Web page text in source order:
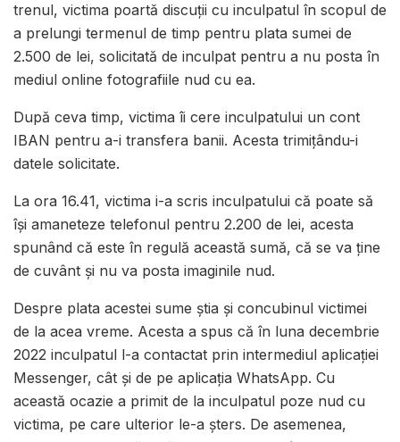
trenul, victima poartă discuții cu inculpatul în scopul de
a prelungi termenul de timp pentru plata sumei de
2.500 de lei, solicitată de inculpat pentru a nu posta în
mediul online fotografiile nud cu ea.
După ceva timp, victima îi cere inculpatului un cont
IBAN pentru a-i transfera banii. Acesta trimițându-i
datele solicitate.
La ora 16.41, victima i-a scris inculpatului că poate să
își amaneteze telefonul pentru 2.200 de lei, acesta
spunând că este în regulă această sumă, că se va ține
de cuvânt și nu va posta imaginile nud.
Despre plata acestei sume știa și concubinul victimei
de la acea vreme. Acesta a spus că în luna decembrie
2022 inculpatul l-a contactat prin intermediul aplicației
Messenger, cât și de pe aplicația WhatsApp. Cu
această ocazie a primit de la inculpatul poze nud cu
victima, pe care ulterior le-a șters. De asemenea,